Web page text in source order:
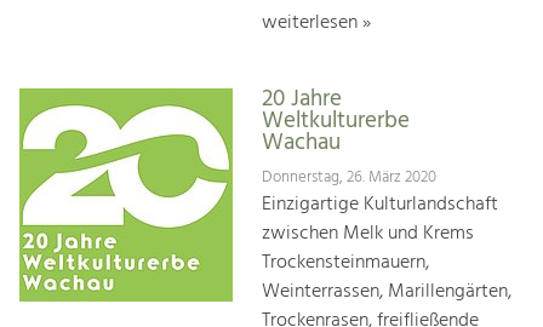
weiterlesen »
20 Jahre
Weltkulturerbe
Wachau
Donnerstag, 26. März 2020
Einzigartige Kulturlandschaft
zwischen Melk und Krems
Trockensteinmauern,
Weinterrassen, Marillengärten,
Trockenrasen, freifließende